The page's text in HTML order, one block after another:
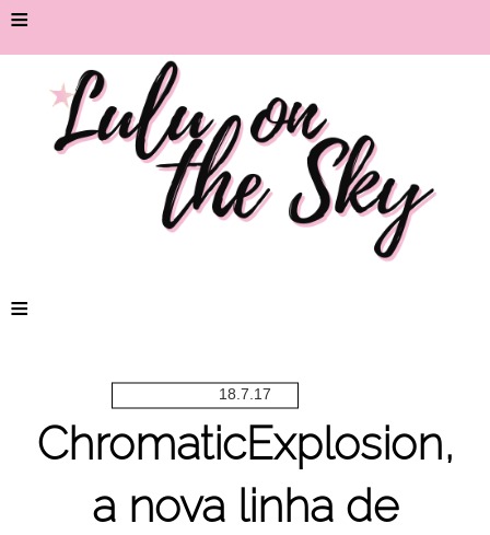
≡
≡
18.7.17
ChromaticExplosion,
a nova linha de